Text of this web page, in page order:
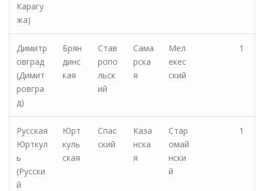
Карагу
жа)
Димитр
овград
(Димит
ровгра
д)
Брян
динс
кая
Став
ропо
льск
ий
Сама
рска
я
Мел
екес
ский
1
Русская
Юрткул
ь
(Русски
й
Юрт
куль
ская
Спас
ский
Каза
нска
я
Стар
омай
нски
й
1